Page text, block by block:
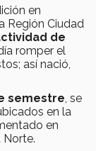
en
Región Ciudad
de
romper el
así nació,
semestre , se
en la
en